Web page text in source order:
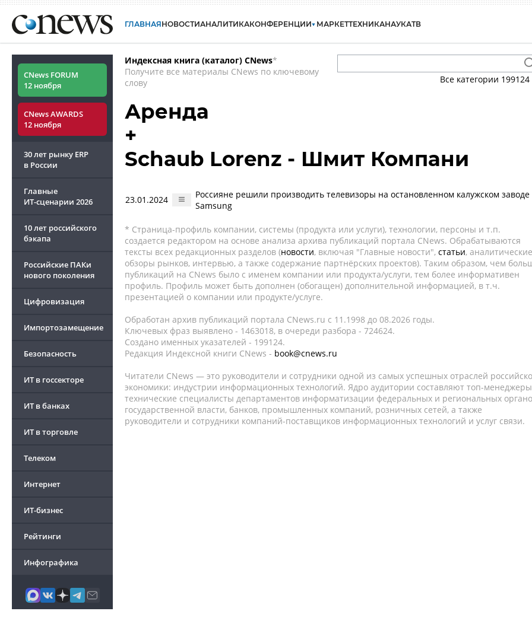
ГЛАВНАЯНОВОСТИАНАЛИТИКАКОНФЕРЕНЦИИ МАРКЕТТЕХНИКАНАУКАТВ
CNews FORUM
12 ноября
CNews AWARDS
12 ноября
30 лет рынку ERP
в России
Главные
ИТ-сценарии 2026
10 лет российского
бэкапа
Российские ПАКи
нового поколения
Цифровизация
Импортозамещение
Безопасность
ИТ в госсекторе
ИТ в банках
ИТ в торговле
Телеком
Интернет
ИТ-бизнес
Рейтинги
Инфографика
Индексная книга (каталог) CNews*
Получите все материалы CNews по ключевому
слову
Все категории 199124
Аренда
+
Schaub Lorenz - Шмит Компани
23.01.2024
Россияне решили производить телевизоры на остановленном калужском заводе
Samsung
* Страница-профиль компании, системы (продукта или услуги), технологии, персоны и т.п.
создается редактором на основе анализа архива публикаций портала CNews. Обрабатываются
тексты всех редакционных разделов (новости, включая "Главные новости", статьи, аналитические
обзоры рынков, интервью, а также содержание партнёрских проектов). Таким образом, чем
публикаций на CNews было с именем компании или продукта/услуги, тем более информативен
профиль. Профиль может быть дополнен (обогащен) дополнительной информацией, в т.ч.
презентацией о компании или продукте/услуге.
Обработан архив публикаций портала CNews.ru c 11.1998 до 08.2026 годы.
Ключевых фраз выявлено - 1463018, в очереди разбора - 724624.
Создано именных указателей - 199124.
Редакция Индексной книги CNews - book@cnews.ru
Читатели CNews — это руководители и сотрудники одной из самых успешных отраслей
экономики: индустрии информационных технологий. Ядро аудитории составляют топ-
технические специалисты департаментов информатизации федеральных и региональных
государственной власти, банков, промышленных компаний, розничных сетей, а также
руководители и сотрудники компаний-поставщиков информационных технологий и услуг связи.